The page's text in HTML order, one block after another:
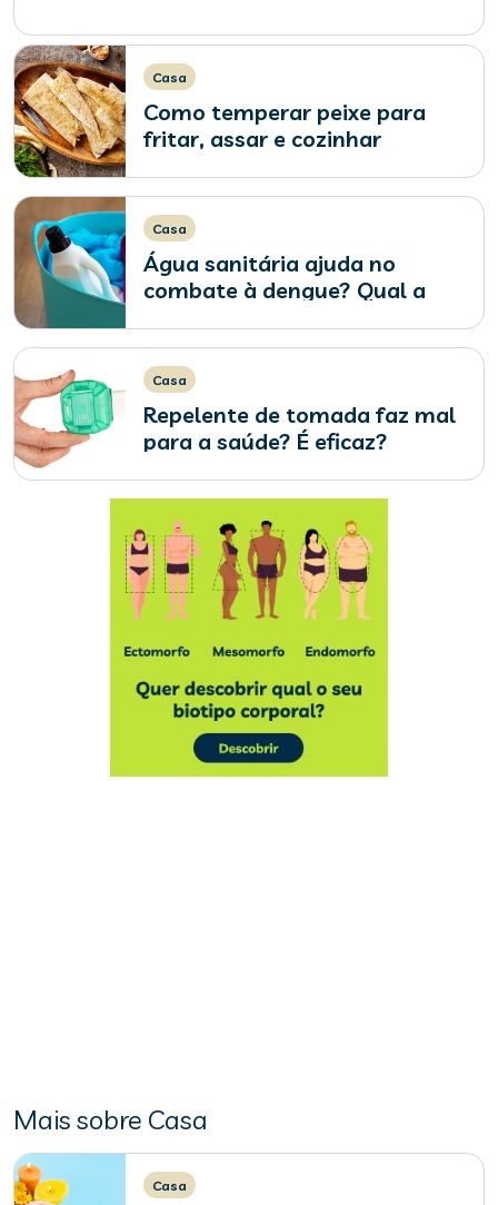
Casa
Como temperar peixe para
fritar, assar e cozinhar
Casa
Água sanitária ajuda no
combate à dengue? Qual a
Casa
Repelente de tomada faz mal
para a saúde? É eficaz?
Mais sobre Casa
Casa